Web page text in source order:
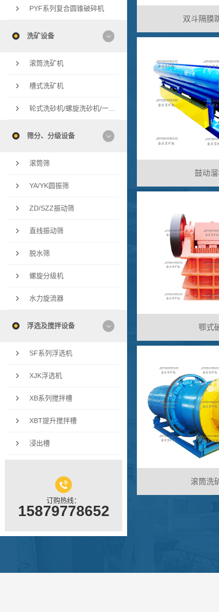
PYF系列复合圆锥破碎机
洗矿设备
滚筒洗矿机
槽式洗矿机
筛分、分级设备
滚筒筛
YA/YK圆振筛
ZD/SZZ振动筛
直线振动筛
脱水筛
螺旋分级机
水力旋流器
浮选及搅拌设备
SF系列浮选机
XJK浮选机
XB系列搅拌槽
XBT提升搅拌槽
浸出槽
订购热线：
15879778652
双斗隔膜
鼓动
鄂式
滚筒洗